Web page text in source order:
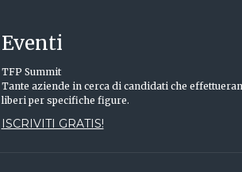
Eventi
TFP Summit
Tante aziende in cerca di candidati che
liberi per specifiche figure.
ISCRIVITI GRATIS!